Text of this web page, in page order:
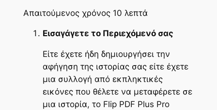
Απαιτούμενος χρόνος 10 λεπτά
Εισαγάγετε το Περιεχόμενό σας
Είτε έχετε ήδη δημιουργήσει την
αφήγηση της ιστορίας σας είτε έχετε
μια συλλογή από εκπληκτικές
εικόνες που θέλετε να μεταφέρετε σε
μια ιστορία, το Flip PDF Plus Pro